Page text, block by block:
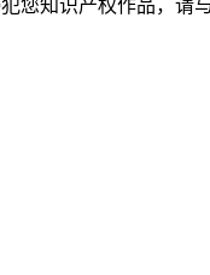
您知识产权作品，请